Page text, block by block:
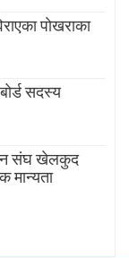
पाेखराका
सदस्य
संघ खेलकुद
मान्यता